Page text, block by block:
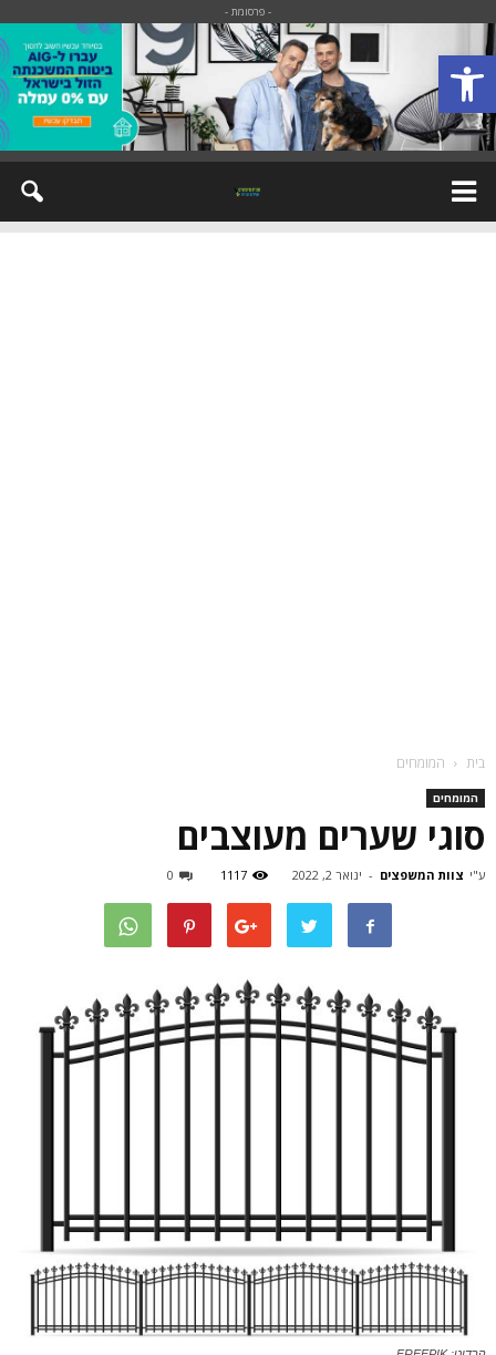
פתח סרגל נגישות
- פרסומת -
בית המומחים
המומחים
סוגי שערים מעוצבים
ע"י צוות המשפצים - ינואר 2, 2022 1117
0